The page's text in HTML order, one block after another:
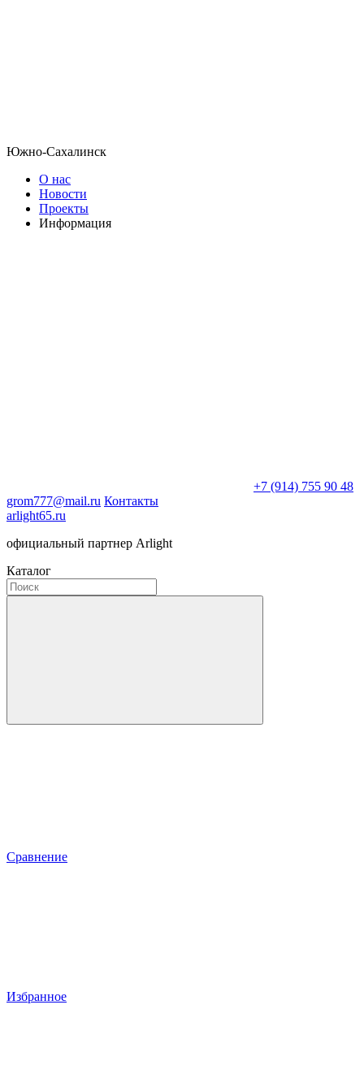
Южно-Сахалинск
О нас
Новости
Проекты
Информация
+7 (914) 755 90 48
grom777@mail.ru Контакты
arlight65.ru
официальный партнер Arlight
Каталог
Сравнение
Избранное